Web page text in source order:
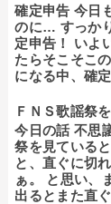
確定申告 今日
のに… すっか
定申告！ いよ
たらそこそこ
になる中、確
ＦＮＳ歌謡祭
今日の話 不思
祭を見ている
と、直ぐに切
ぁ。 と思い、
出るとまた直